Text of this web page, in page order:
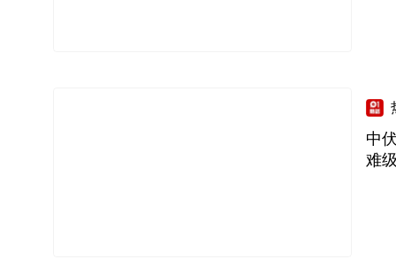
中
难